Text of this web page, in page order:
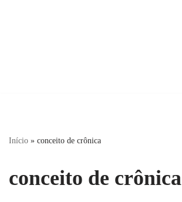
Início » conceito de crônica
conceito de crônica